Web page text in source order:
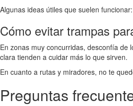
Algunas ideas útiles que suelen funcionar:
Cómo evitar trampas
En zonas muy concurridas, desconfía de
clara tienden a cuidar más lo que sirven.
En cuanto a rutas y miradores, no te
Preguntas